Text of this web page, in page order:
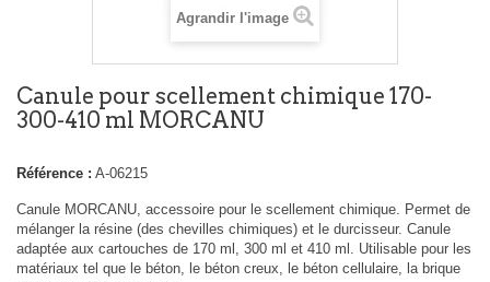
Agrandir l'image
Canule pour scellement chimique 170-
300-410 ml MORCANU
Référence : A-06215
Canule MORCANU, accessoire pour le scellement chimique. Permet de
mélanger la résine (des chevilles chimiques) et le durcisseur. Canule
adaptée aux cartouches de 170 ml, 300 ml et 410 ml. Utilisable pour les
matériaux tel que le béton, le béton creux, le béton cellulaire, la brique